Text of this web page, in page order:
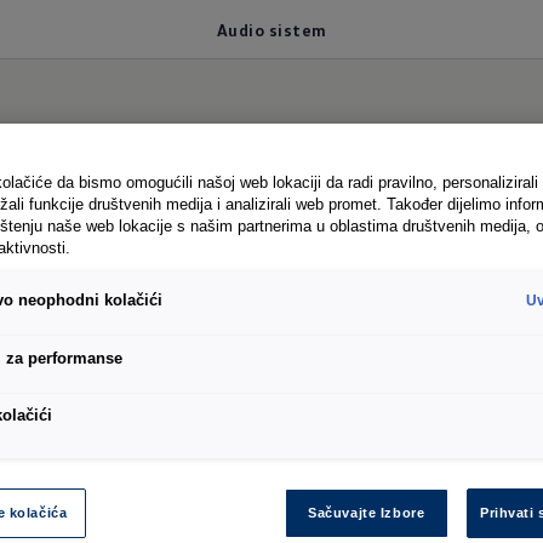
Audio sistem
ID. Buzz-a
neopisive trenutke: 12 vrhunskih zvučnika,
premium zvučni sistem iz Harman
Isporučuje precizno definisan zvuk koji odlično
samo slušati muziku u pokretu, već je i slaviti.
sistemu ID-a. Buzz se može pronaći u
da bismo omogućili našoj web lokaciji da radi pravilno, personalizirali
funkcije društvenih medija i analizirali web promet. Također dijelimo
naše web lokacije s našim partnerima u oblastima društvenih medija,
neophodni kolačići
za performanse
kolačića Sačuvajte Izbore Prihvati